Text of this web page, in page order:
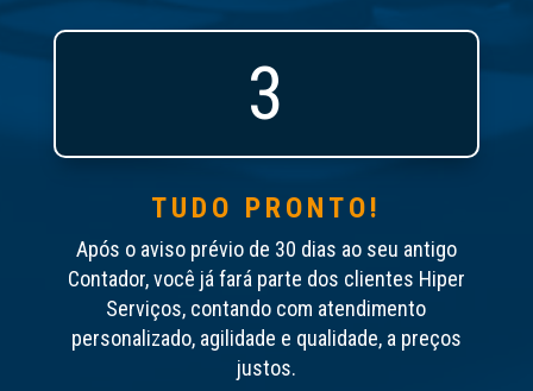
3
TUDO PRONTO!
Após o aviso prévio de 30 dias ao seu antigo
Contador, você já fará parte dos clientes Hiper
Serviços, contando com atendimento
personalizado, agilidade e qualidade, a preços
justos.